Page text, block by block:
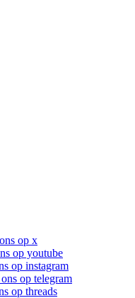
op x
op youtube
op instagram
op telegram
op threads